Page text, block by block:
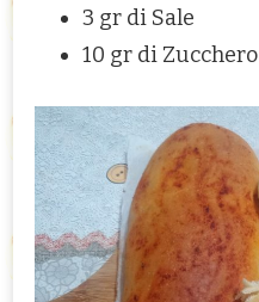
3 gr di Sale
10 gr di Zucchero